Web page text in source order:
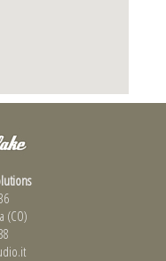
(CO)